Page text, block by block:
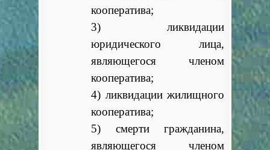
кооператива;
3) ликвидации
юридического лица,
являющегося членом
кооператива;
4) ликвидации жилищного
кооператива;
5) смерти гражданина,
являющегося членом